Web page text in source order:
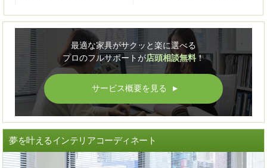
最適な家具がサクッと楽に選べる
プロのフルサポートが店頭相談無料！
サービス概要を見る ▲
夢を叶えるインテリアコーディネート